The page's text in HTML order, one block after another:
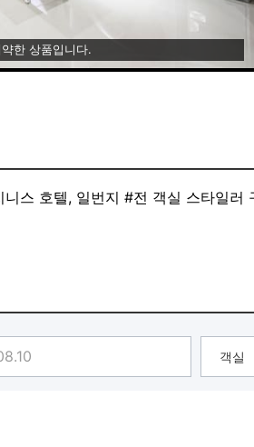
한 상품입니다.
스 호텔, 일번지 #전 객실 스타일러
박고객한정)
객실